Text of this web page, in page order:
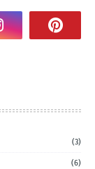
(3)
(6)